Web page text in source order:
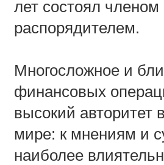
лет состоял
распорядителем.
Многосложное и
финансовых
высокий
мире: к мнениям и
наиболее